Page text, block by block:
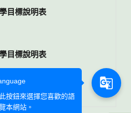
目標說明表
目標說明表
目標說明表
目標說明表
按鈕來選擇您喜歡的語
本網站。
g_translate